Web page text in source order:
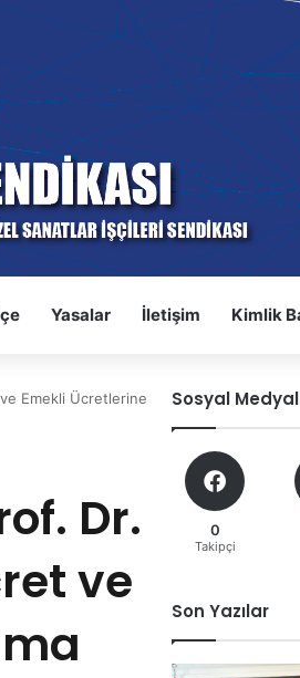
Yasalar İletişim Kimlik
ve Emekli Ücretlerine
Dr.
ve
Sosyal
0
Takipçi
Son Yazılar